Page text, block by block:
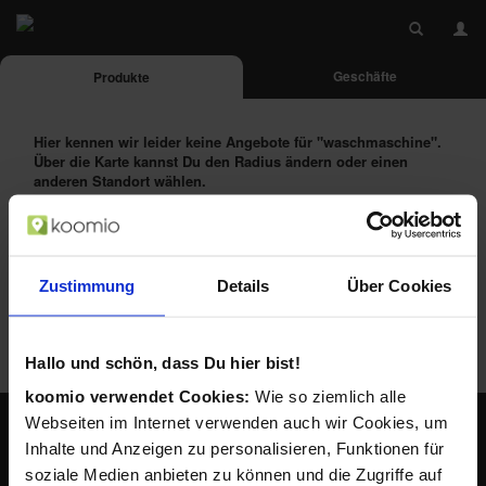
Zustimmung Details Über Cookies
Hallo und schön, dass Du hier bist!
koomio verwendet Cookies: Wie so ziemlich alle
Webseiten im Internet verwenden auch wir Cookies, um
Inhalte und Anzeigen zu personalisieren, Funktionen für
soziale Medien anbieten zu können und die Zugriffe auf
Produkte Geschäfte
Hier kennen wir leider keine Angebote für "waschmaschine".
Über die Karte kannst Du den Radius ändern oder einen
anderen Standort wählen.
Lokale Angebote in Deiner Nähe